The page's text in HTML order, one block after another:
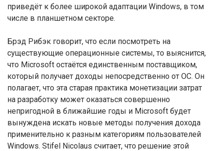
приведёт к более широкой адаптации Windows, в том
числе в планшетном секторе.
Брэд Рибэк говорит, что если посмотреть на
существующие операционные системы, то выяснится,
что Microsoft остаётся единственным поставщиком,
который получает доходы непосредственно от ОС. Он
полагает, что эта старая практика монетизации затрат
на разработку может оказаться совершенно
непригодной в ближайшие годы и Microsoft будет
вынуждена искать новые методы получения дохода
применительно к разным категориям пользователей
Windows. Stifel Nicolaus считает, что решение этой